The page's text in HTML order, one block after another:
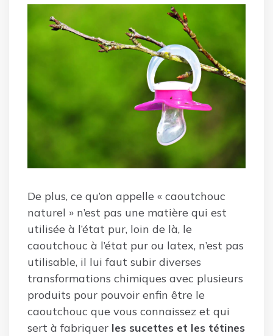
De plus, ce qu’on appelle « caoutchouc
naturel » n’est pas une matière qui est
utilisée à l’état pur, loin de là, le
caoutchouc à l’état pur ou latex, n’est pas
utilisable, il lui faut subir diverses
transformations chimiques avec plusieurs
produits pour pouvoir enfin être le
caoutchouc que vous connaissez et qui
sert à fabriquer les sucettes et les tétines